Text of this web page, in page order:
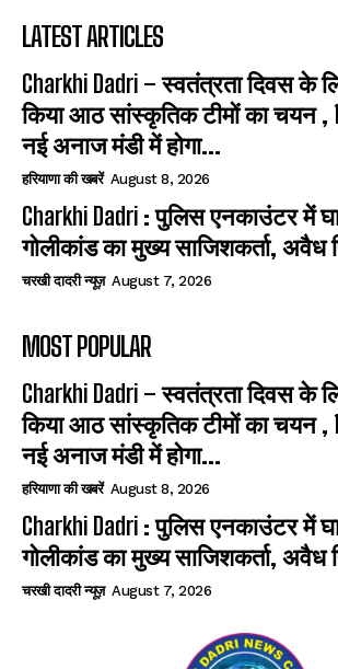
LATEST ARTICLES
Charkhi Dadri – स्वतंत्रता दिवस के
किया आठ सांस्कृतिक टीमों का चयन ,
नई अनाज मंडी में होगा...
हरियाणा की खबरें August 8, 2026
Charkhi Dadri : पुलिस एनकाउंटर में
गोलीकांड का मुख्य साजिशकर्ता, अवैध
चरखी दादरी न्यूज़ August 7, 2026
MOST POPULAR
Charkhi Dadri – स्वतंत्रता दिवस के
किया आठ सांस्कृतिक टीमों का चयन ,
नई अनाज मंडी में होगा...
हरियाणा की खबरें August 8, 2026
Charkhi Dadri : पुलिस एनकाउंटर में
गोलीकांड का मुख्य साजिशकर्ता, अवैध
चरखी दादरी न्यूज़ August 7, 2026